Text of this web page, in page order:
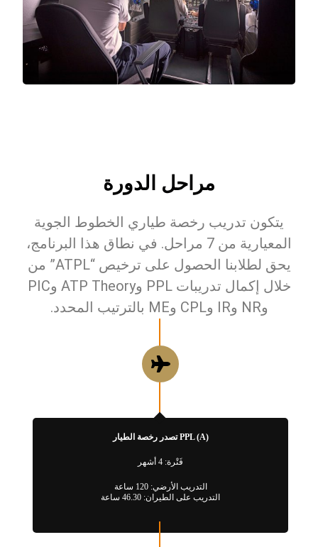
مراحل الدورة
يتكون تدريب رخصة طياري الخطوط الجوية
المعيارية من 7 مراحل. في نطاق هذا البرنامج،
يحق لطلابنا الحصول على ترخيص “ATPL” من
خلال إكمال تدريبات PPL وATP Theory وPIC
وNR وIR وCPL وME بالترتيب المحدد.
PPL (A) تصدر رخصة الطيار
فَتْرة: 4 أشهر
التدريب الأرضي: 120 ساعة
التدريب على الطيران: 46.30 ساعة